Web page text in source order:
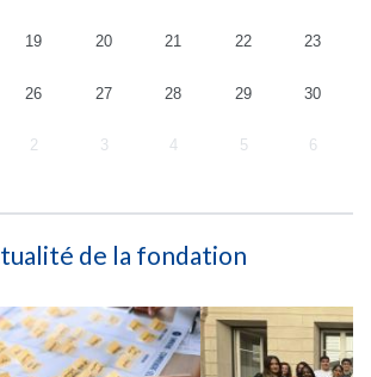
19 20 21 22 23
26 27 28 29 30
2 3 4 5 6
de la fondation